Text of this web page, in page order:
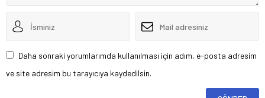
Daha sonraki yorumlarımda kullanılması için adım, e-posta adresim
ve site adresim bu tarayıcıya kaydedilsin.